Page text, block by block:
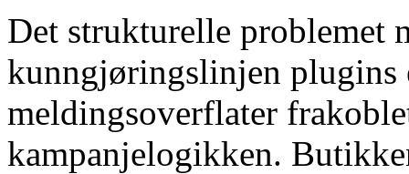
Det strukturelle problemet
kunngjøringslinjen plugins
meldingsoverflater
kampanjelogikken.